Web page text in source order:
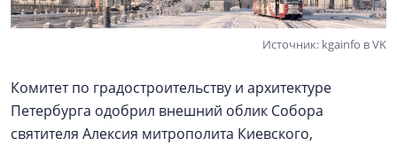
Источник: kgainfo в VK
Комитет по градостроительству и архитектуре
Петербурга одобрил внешний облик Собора
святителя Алексия митрополита Киевского,